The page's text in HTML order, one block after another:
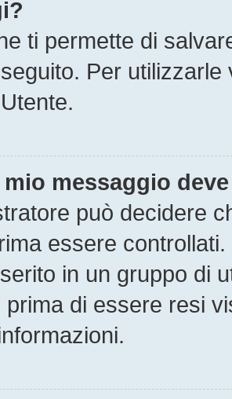
ti permette di
Per utilizzarle
mio messaggio
può decidere
essere
in un gruppo di
di essere resi